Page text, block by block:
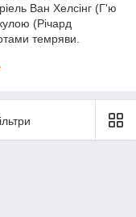
Ван Хелсінг (Г'ю
(Річард
темряви.
фанатів хорору,
домашнього
поціновувачам